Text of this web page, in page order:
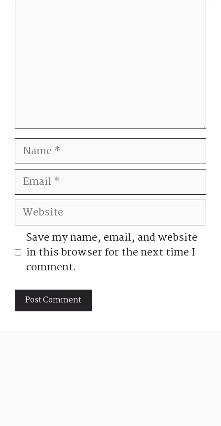
Name
Email
Website
Save my name, email, and website
in this browser for the next time I
comment.